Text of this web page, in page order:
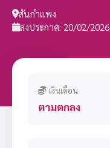
สันกำแพง
ลงประกาศ: 20/02/2026
เงินเดือน
ตามตกลง